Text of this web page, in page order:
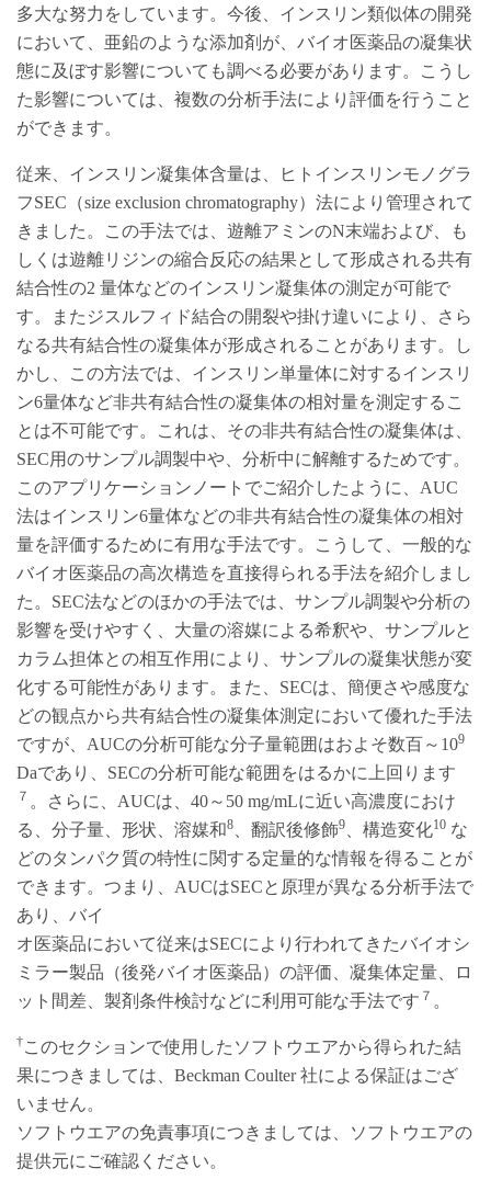
多大な努力をしています。今後、インスリン類似体の開発
において、亜鉛のような添加剤が、バイオ医薬品の凝集状
態に及ぼす影響についても調べる必要があります。こうし
た影響については、複数の分析手法により評価を行うこと
ができます。
従来、インスリン凝集体含量は、ヒトインスリンモノグラ
フSEC（size exclusion chromatography）法により管理されて
きました。この手法では、遊離アミンのN末端および、も
しくは遊離リジンの縮合反応の結果として形成される共有
結合性の2 量体などのインスリン凝集体の測定が可能で
す。またジスルフィド結合の開裂や掛け違いにより、さら
なる共有結合性の凝集体が形成されることがあります。し
かし、この方法では、インスリン単量体に対するインスリ
ン6量体など非共有結合性の凝集体の相対量を測定するこ
とは不可能です。これは、その非共有結合性の凝集体は、
SEC用のサンプル調製中や、分析中に解離するためです。
このアプリケーションノートでご紹介したように、AUC
法はインスリン6量体などの非共有結合性の凝集体の相対
量を評価するために有用な手法です。こうして、一般的な
バイオ医薬品の高次構造を直接得られる手法を紹介しまし
た。SEC法などのほかの手法では、サンプル調製や分析の
影響を受けやすく、大量の溶媒による希釈や、サンプルと
カラム担体との相互作用により、サンプルの凝集状態が変
化する可能性があります。また、SECは、簡便さや感度な
どの観点から共有結合性の凝集体測定において優れた手法
ですが、AUCの分析可能な分子量範囲はおよそ数百～109
Daであり、SECの分析可能な範囲をはるかに上回ります
７ 。さらに、AUCは、40～50 mg/mLに近い高濃度におけ
る、分子量、形状、溶媒和8 、翻訳後修飾9 、構造変化10 な
どのタンパク質の特性に関する定量的な情報を得ることが
できます。つまり、AUCはSECと原理が異なる分析手法で
あり、バイ
オ医薬品において従来はSECにより行われてきたバイオシ
ミラー製品（後発バイオ医薬品）の評価、凝集体定量、ロ
ット間差、製剤条件検討などに利用可能な手法です ７ 。
†このセクションで使用したソフトウエアから得られた結
果につきましては、Beckman Coulter 社による保証はござ
いません。
ソフトウエアの免責事項につきましては、ソフトウエアの
提供元にご確認ください。